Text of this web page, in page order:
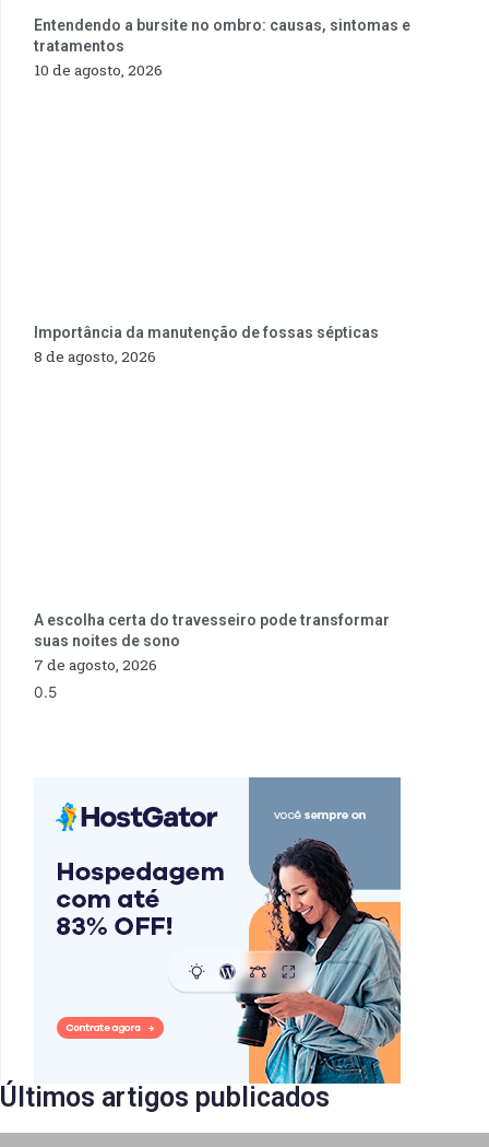
Entendendo a bursite no ombro: causas, sintomas e
tratamentos
10 de agosto, 2026
Importância da manutenção de fossas sépticas
8 de agosto, 2026
A escolha certa do travesseiro pode transformar
suas noites de sono
7 de agosto, 2026
Últimos artigos publicados​